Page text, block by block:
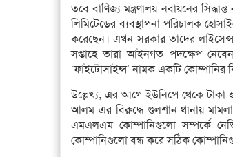
তবে বাণিজ্য মন্ত্রণালয় নবায়নের
লিমিটেডের ব্যবস্থাপনা পরিচালক
করেছেন। এখন সরকার তাদের
সপ্তাহে তারা আইনগত পদক্ষেপ
‘ফাইটোসাইন্স’ নামক একটি কোম্পানির
উল্লেখ্য, এর আগে ইউনিপে থেকে টাকা
আলম এর বিরুদ্ধে গুলশান থানায় মামলা
এমএলএম কোম্পানিগুলো সম্পর্কে
কোম্পানিগুলো বন্ধ করে সঠিক